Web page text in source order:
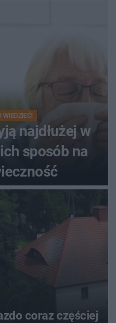
WIEDZIEĆ!
najdłużej w
sposób na
coraz częściej